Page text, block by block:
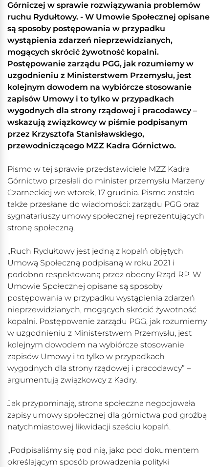
Górniczej w sprawie rozwiązywania problemów
ruchu Rydułtowy. - W Umowie Społecznej opisane
są sposoby postępowania w przypadku
wystąpienia zdarzeń nieprzewidzianych,
mogących skrócić żywotność kopalni.
Postępowanie zarządu PGG, jak rozumiemy w
uzgodnieniu z Ministerstwem Przemysłu, jest
kolejnym dowodem na wybiórcze stosowanie
zapisów Umowy i to tylko w przypadkach
wygodnych dla strony rządowej i pracodawcy –
wskazują związkowcy w piśmie podpisanym
przez Krzysztofa Stanisławskiego,
przewodniczącego MZZ Kadra Górnictwo.
Pismo w tej sprawie przedstawiciele MZZ Kadra
Górnictwo przesłali do minister przemysłu Marzeny
Czarneckiej we wtorek, 17 grudnia. Pismo zostało
także przesłane do wiadomości: zarządu PGG oraz
sygnatariuszy umowy społecznej reprezentujących
stronę społeczną.
„Ruch Rydułtowy jest jedną z kopalń objętych
Umową Społeczną podpisaną w roku 2021 i
podobno respektowaną przez obecny Rząd RP. W
Umowie Społecznej opisane są sposoby
postępowania w przypadku wystąpienia zdarzeń
nieprzewidzianych, mogących skrócić żywotność
kopalni. Postępowanie zarządu PGG, jak rozumiemy
w uzgodnieniu z Ministerstwem Przemysłu, jest
kolejnym dowodem na wybiórcze stosowanie
zapisów Umowy i to tylko w przypadkach
wygodnych dla strony rządowej i pracodawcy” –
argumentują związkowcy z Kadry.
Jak przypominają, strona społeczna negocjowała
zapisy umowy społecznej dla górnictwa pod groźbą
natychmiastowej likwidacji sześciu kopalń.
„Podpisaliśmy się pod nią, jako pod dokumentem
określającym sposób prowadzenia polityki